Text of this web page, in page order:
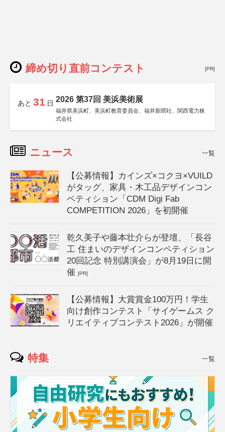
締め切り直前コンテスト [PR]
あと 31 日 2026 第37回 美浜美術展
福井県美浜町、美浜町教育委員会、福井新聞社、関西電力株
式会社
ニュース 一覧
【公募情報】カインズ×コクヨ×VUILD
がタッグ、家具・木工品デザインコン
ペティション「CDM Digi Fab
COMPETITION 2026」を初開催
乾久美子や藤本壮介らが登壇、「長谷
工 住まいのデザインコンペティション
20回記念 特別講演会」が8月19日に開
催[PR]
【公募情報】大賞賞金100万円！学生
向け創作コンテスト「サイゲームス ク
リエイティブコンテスト2026」が開催
特集 一覧